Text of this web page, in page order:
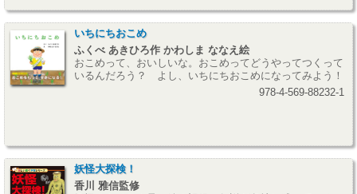
いちにちおこめ
ふくべ あきひろ作 かわしま ななえ絵
おこめって、おいしいな。おこめってどうやってつくって
いるんだろう？ よし、いちにちおこめになってみよう！
978-4-569-88232-1
妖怪大探検！
香川 雅信監修